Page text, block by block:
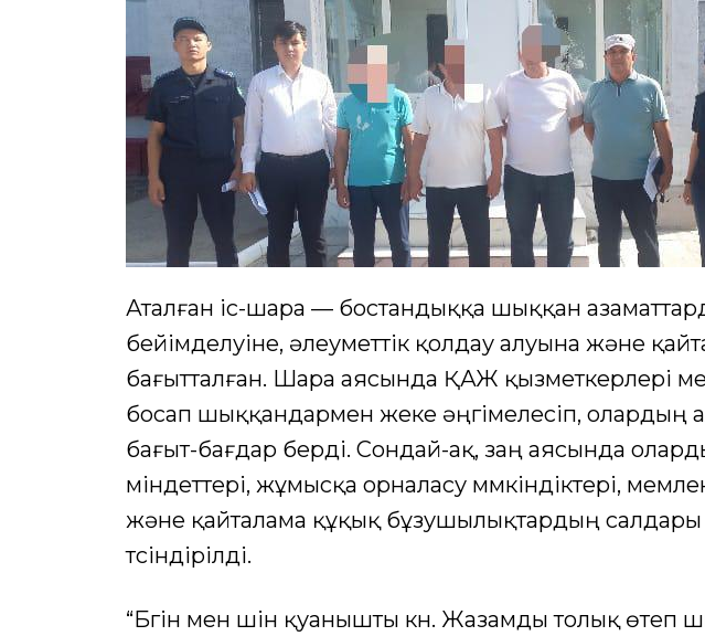
Аталған іс-шара — бостандыққа шыққан
бейімделуіне, әлеуметтік қолдау алуына және
бағытталған. Шара аясында ҚАЖ қызметкерлері
босап шыққандармен жеке әңгімелесіп, олардың
бағыт-бағдар берді. Сондай-ақ, заң аясында
міндеттері, жұмысқа орналасу мүмкіндіктері,
және қайталама құқық бұзушылықтардың салдары
түсіндірілді.
“Бүгін мен үшін қуанышты күн. Жазамды толық